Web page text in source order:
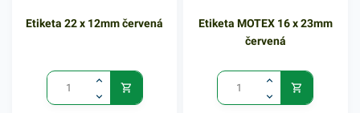
Etiketa 22 x 12mm červená
Etiketa MOTEX 16 x 23mm
červená